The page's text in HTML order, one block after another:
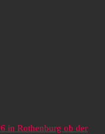
in Rothenburg ob der